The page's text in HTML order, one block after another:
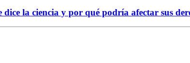
la ciencia y por qué podría afectar sus